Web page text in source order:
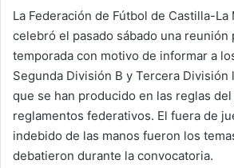
La Federación de Fútbol de Castilla-La
celebró el pasado sábado una reunión
temporada con motivo de informar a
Segunda División B y Tercera División
que se han producido en las reglas
reglamentos federativos. El fuera de
indebido de las manos fueron los
debatieron durante la convocatoria.